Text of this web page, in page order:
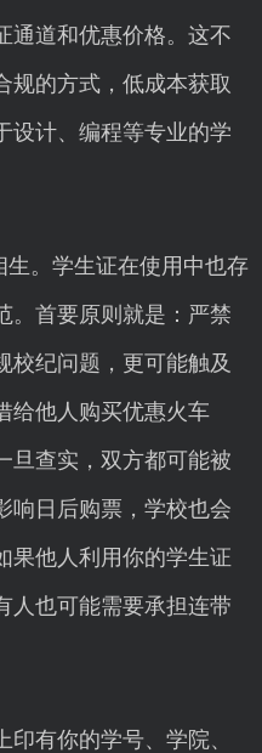
通道和优惠价格。这不
规的方式，低成本获取
设计、编程等专业的学
生。学生证在使用中也存
。首要原则就是：严禁
校纪问题，更可能触及
给他人购买优惠火车
旦查实，双方都可能被
响日后购票，学校也会
果他人利用你的学生证
人也可能需要承担连带
有你的学号、学院、